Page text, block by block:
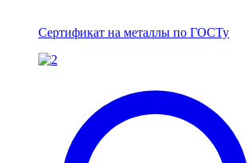
Сертификат на металлы по ГОСТу